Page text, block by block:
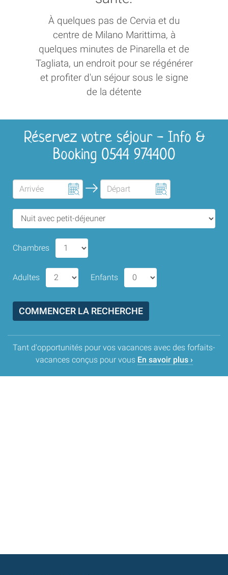
À quelques pas de Cervia et du
centre de Milano Marittima, à
quelques minutes de Pinarella et de
Tagliata, un endroit pour se régénérer
et profiter d'un séjour sous le signe
de la détente
Réservez votre séjour - Info &
Booking 0544 974400
Chambres
Adultes Enfants
Tant d'opportunités pour vos vacances avec des forfaits-
vacances conçus pour vous En savoir plus ›